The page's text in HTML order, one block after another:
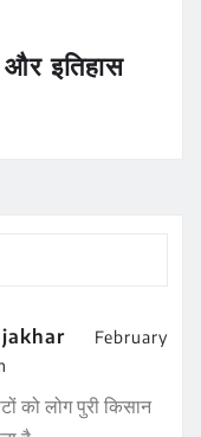
और इतिहास
February
को लोग पुरी किसान